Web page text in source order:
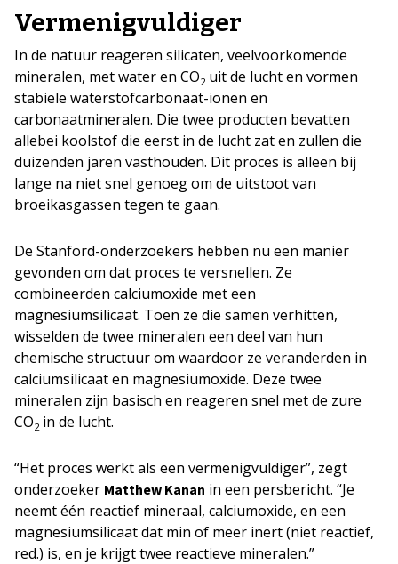
Vermenigvuldiger
In de natuur reageren silicaten, veelvoorkomende
mineralen, met water en CO2 uit de lucht en vormen
stabiele waterstofcarbonaat-ionen en
carbonaatmineralen. Die twee producten bevatten
allebei koolstof die eerst in de lucht zat en zullen die
duizenden jaren vasthouden. Dit proces is alleen bij
lange na niet snel genoeg om de uitstoot van
broeikasgassen tegen te gaan.
De Stanford-onderzoekers hebben nu een manier
gevonden om dat proces te versnellen. Ze
combineerden calciumoxide met een
magnesiumsilicaat. Toen ze die samen verhitten,
wisselden de twee mineralen een deel van hun
chemische structuur om waardoor ze veranderden in
calciumsilicaat en magnesiumoxide. Deze twee
mineralen zijn basisch en reageren snel met de zure
CO2 in de lucht.
“Het proces werkt als een vermenigvuldiger”, zegt
onderzoeker Matthew Kanan in een persbericht. “Je
neemt één reactief mineraal, calciumoxide, en een
magnesiumsilicaat dat min of meer inert (niet reactief,
red.) is, en je krijgt twee reactieve mineralen.”